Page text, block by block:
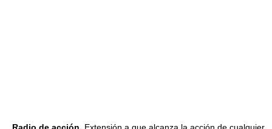
Radio de acción. Extensión a que alcanza la acción de cualquier